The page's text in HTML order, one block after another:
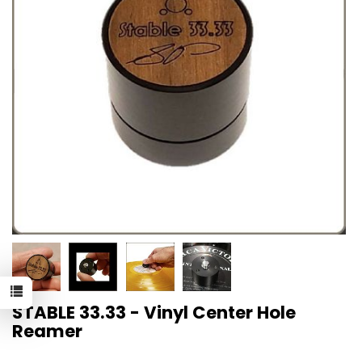
STABLE 33.33 - Vinyl Center Hole
Reamer